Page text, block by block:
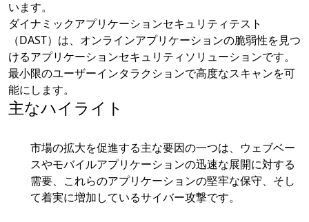
います。
ダイナミックアプリケーションセキュリティテスト
（DAST）は、オンラインアプリケーションの脆弱性を見つ
けるアプリケーションセキュリティソリューションです。
最小限のユーザーインタラクションで高度なスキャンを可
能にします。
主なハイライト
市場の拡大を促進する主な要因の一つは、ウェブベー
スやモバイルアプリケーションの迅速な展開に対する
需要、これらのアプリケーションの堅牢な保守、そし
て着実に増加しているサイバー攻撃です。